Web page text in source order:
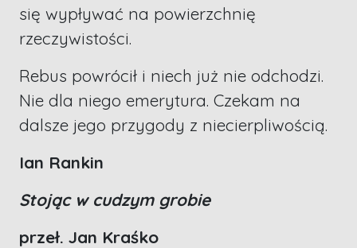
się wypływać na powierzchnię
rzeczywistości.
Rebus powrócił i niech już nie odchodzi.
Nie dla niego emerytura. Czekam na
dalsze jego przygody z niecierpliwością.
Ian Rankin
Stojąc w cudzym grobie
przeł. Jan Kraśko